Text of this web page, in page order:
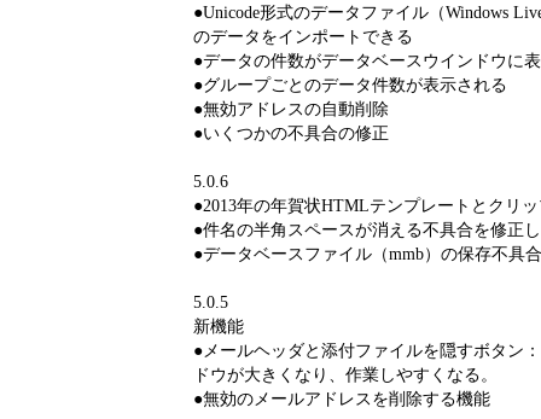
●Unicode形式のデータファイル（Windows
のデータをインポートできる
●データの件数がデータベースウインドウに
●グループごとのデータ件数が表示される
●無効アドレスの自動削除
●いくつかの不具合の修正
5.0.6
●2013年の年賀状HTMLテンプレートとクリ
●件名の半角スペースが消える不具合を修正
●データベースファイル（mmb）の保存不具
5.0.5
新機能
●メールヘッダと添付ファイルを隠すボタン
ドウが大きくなり、作業しやすくなる。
●無効のメールアドレスを削除する機能